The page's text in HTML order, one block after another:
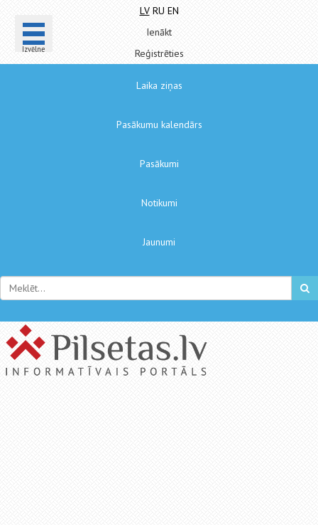
Izvēlne
LV RU EN
Ienākt
Reģistrēties
Laika ziņas
Pasākumu kalendārs
Pasākumi
Notikumi
Jaunumi